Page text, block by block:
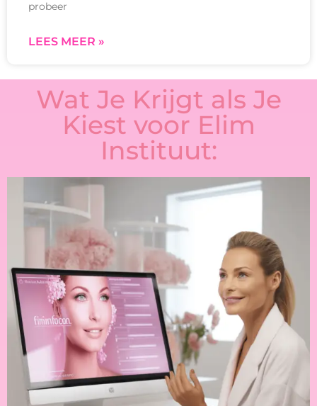
probeer
LEES MEER »
Wat Je Krijgt als Je
Kiest voor Elim
Instituut: